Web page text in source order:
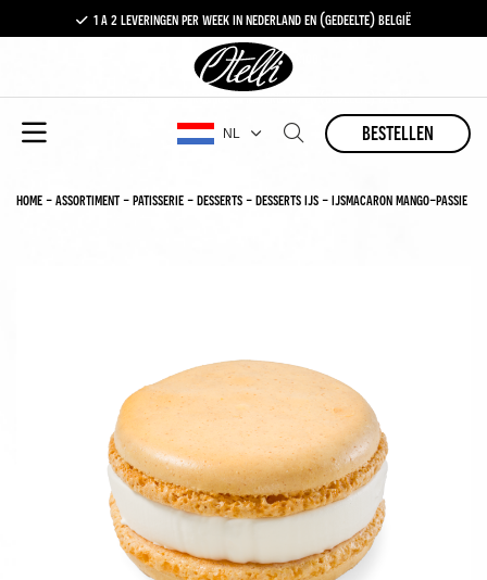
1 a 2 leveringen per week in nederland en (gedeelte) belgië
gratis levering vanaf €100,-
1 a 2 leveringen per week in nederland en (gedeelte) belgië
NL bestellen
home-assortiment-patisserie-desserts-desserts ijs-ijsmacaron mango-passie